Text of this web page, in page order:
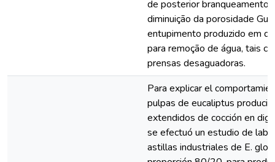
de posterior branqueamento.
diminuição da porosidade
entupimento produzido em
para remoção de água, tais
prensas desaguadoras.
Para explicar el
pulpas de eucaliptus
extendidos de cocción en
se efectuó un estudio de
astillas industriales de E.